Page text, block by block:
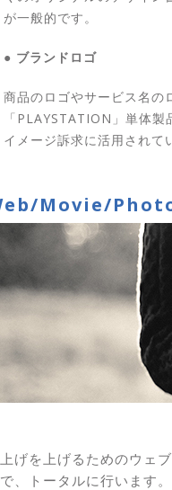
が一般的です。
● ブランドロゴ
商品のロゴやサービス名の
「PLAYSTATION」単体
イメージ訴求に活用されて
Movie/
げを上げるためのウェ
、トータルに行います。